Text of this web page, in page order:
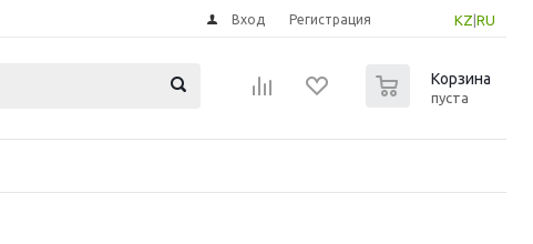
KZ RU
Вход Регистрация
Корзина
пуста